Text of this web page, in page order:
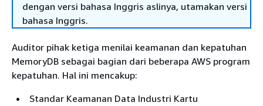
dengan versi bahasa Inggris aslinya, utamakan versi
bahasa Inggris.
Auditor pihak ketiga menilai keamanan dan kepatuhan
MemoryDB sebagai bagian dari beberapa AWS program
kepatuhan. Hal ini mencakup:
Standar Keamanan Data Industri Kartu